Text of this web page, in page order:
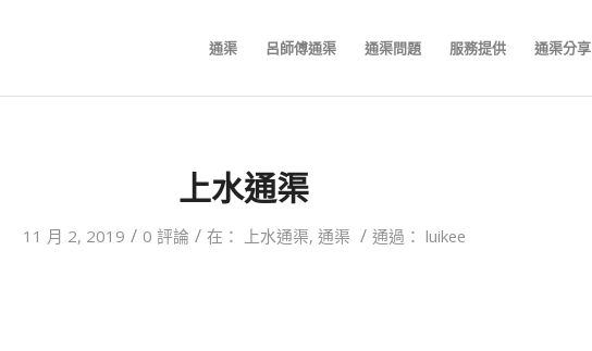
通渠 呂師傅通渠 通渠問題 服務提供 通渠分享
上水通渠
11 月 2, 2019 / 0 評論 / 在： 上水通渠, 通渠 / 通過： luikee